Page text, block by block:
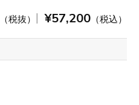
（税抜） | ¥57,200 （税込）